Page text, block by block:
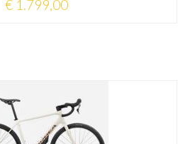
€ 1.799,00